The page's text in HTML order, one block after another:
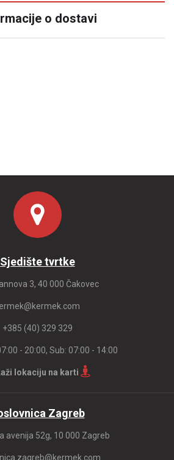
o dostavi
Sjedište tvrtke
3, 40 000 Čakovec
+385 (40) 329 329
- 20:00, Sub: 07:00 - 14:00
lokaciju na karti
Zagreb
avenija 52g, 10 000 Zagreb